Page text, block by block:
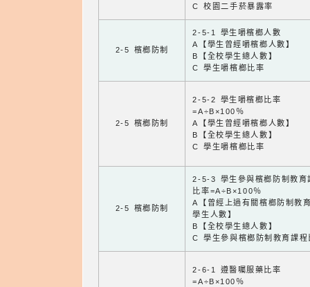
C 校園二手菸暴露率
2-5 檳榔防制
2-5-1 學生嚼檳榔人數
A【學生曾經嚼檳榔人數】
B【全校學生總人數】
C 學生嚼檳榔比率
2-5 檳榔防制
2-5-2 學生嚼檳榔比率
=A÷B×100％
A【學生曾經嚼檳榔人數】
B【全校學生總人數】
C 學生嚼檳榔比率
2-5 檳榔防制
2-5-3 學生參與檳榔防制教育
比率=A÷B×100％
A【曾經上過有關檳榔防制教
學生人數】
B【全校學生總人數】
C 學生參與檳榔防制教育課程
2-6-1 遵醫囑服藥比率
=A÷B×100％